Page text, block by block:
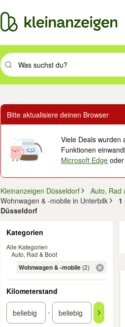
Suchbegriff eingeben. Eingabetaste
Bitte aktualisiere deinen Browser
Viele Deals wurden
Funktionen
Microsoft Edge
Kleinanzeigen Düsseldorf
Auto, Rad
Wohnwagen & -mobile in Unterbilk
1
Düsseldorf
Kategorien
Alle Kategorien
Auto, Rad & Boot
Wohnwagen & -mobile (2)
Kilometerstand
-